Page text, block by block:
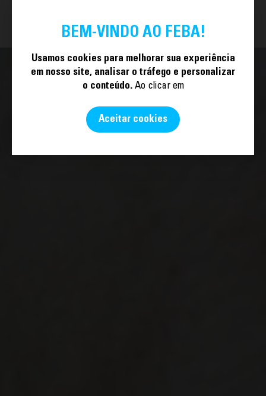
BEM-VINDO AO FEBA!
Usamos cookies para melhorar sua experiência
em nosso site, analisar o tráfego e personalizar
o conteúdo.Ao clicar em
Aceitar cookies